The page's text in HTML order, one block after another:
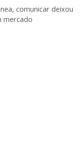
comunicar deixou
mercado